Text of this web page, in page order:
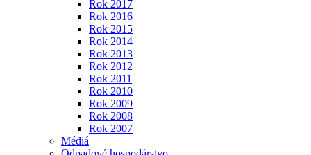
Rok 2017
Rok 2016
Rok 2015
Rok 2014
Rok 2013
Rok 2012
Rok 2011
Rok 2010
Rok 2009
Rok 2008
Rok 2007
Médiá